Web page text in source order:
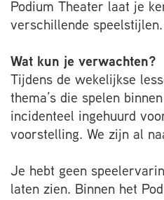
Podium Theater laat je
verschillende
Wat kun je verwachten?
Tijdens de wekelijkse
thema’s die spelen
incidenteel ingehuurd
voorstelling. We zijn al
Je hebt geen
laten zien. Binnen het